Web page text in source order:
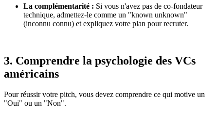
La complémentarité : Si vous n'avez pas de co-fondateur
technique, admettez-le comme un "known unknown"
(inconnu connu) et expliquez votre plan pour recruter.
3. Comprendre la psychologie des VCs
américains
Pour réussir votre pitch, vous devez comprendre ce qui motive un
"Oui" ou un "Non".